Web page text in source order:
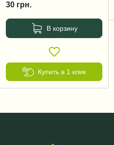
30 грн.
В корзину
Купить в 1 клик